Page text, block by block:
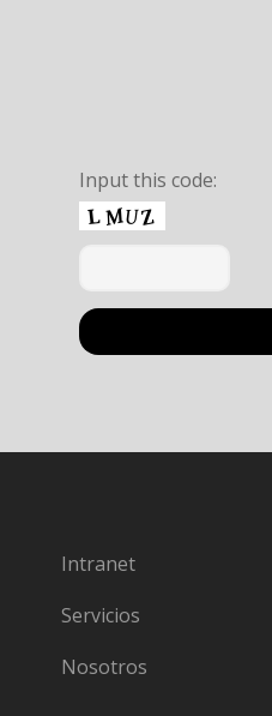
Input this code:
Intranet
Servicios
Nosotros